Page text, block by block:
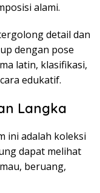
alami.
detail dan
dengan pose
latin, klasifikasi,
edukatif.
Langka
ini adalah koleksi
dapat melihat
beruang,